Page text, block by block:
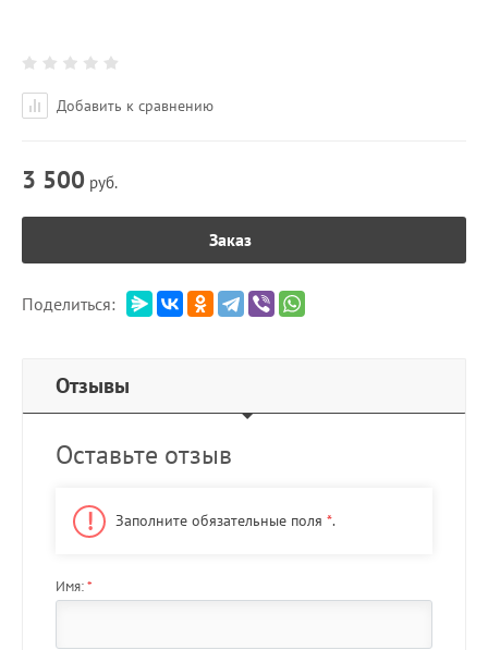
Добавить к сравнению
3 500 руб.
Заказ
Поделиться:
Отзывы
Оставьте отзыв
Заполните обязательные поля *.
Имя:*